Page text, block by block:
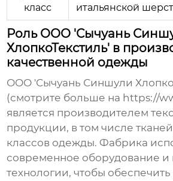
класс
итальянской
Роль ООО 'Сычуань
ХлопкоТекстиль' в
качественной одежды
ООО 'Сычуань Синшули
(смотрите больше на https://
является производителем
продукции, в том числе
классов одежды. Фабрика
современное оборудование
технологии, чтобы